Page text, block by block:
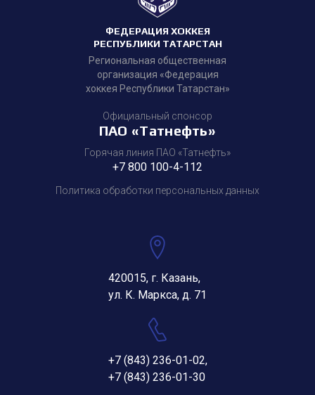
ФЕДЕРАЦИЯ ХОККЕЯ
РЕСПУБЛИКИ ТАТАРСТАН
Региональная общественная
организация «Федерация
хоккея Республики Татарстан»
Официальный спонсор
ПАО «Татнефть»
Горячая линия ПАО «Татнефть»
+7 800 100-4-112
Политика обработки персональных данных
420015, г. Казань,
ул. К. Маркса, д. 71
+7 (843) 236-01-02,
+7 (843) 236-01-30